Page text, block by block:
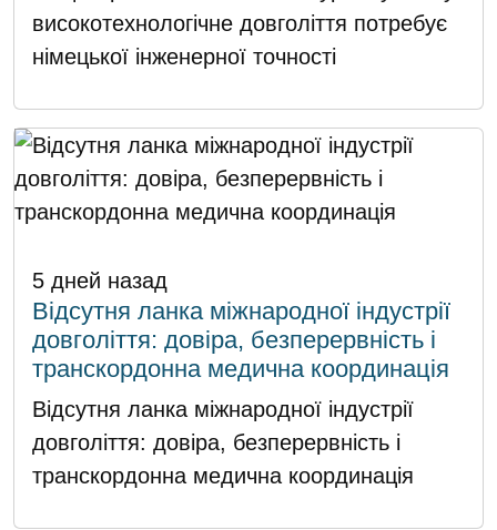
високотехнологічне довголіття потребує
німецької інженерної точності
5 дней назад
Відсутня ланка міжнародної індустрії
довголіття: довіра, безперервність і
транскордонна медична координація
Відсутня ланка міжнародної індустрії
довголіття: довіра, безперервність і
транскордонна медична координація